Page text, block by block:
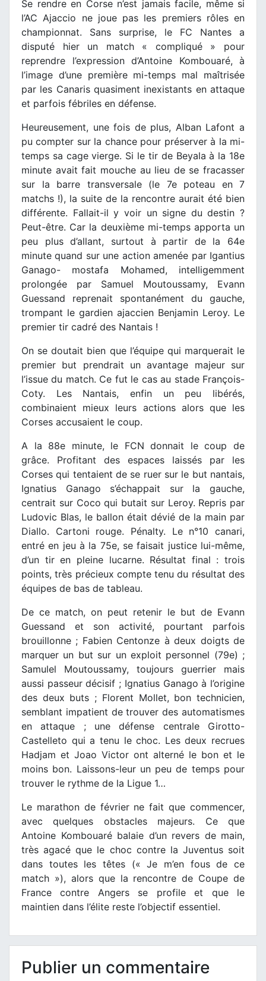
Se rendre en Corse n’est jamais facile, même si
l’AC Ajaccio ne joue pas les premiers rôles en
championnat. Sans surprise, le FC Nantes a
disputé hier un match « compliqué » pour
reprendre l’expression d’Antoine Kombouaré, à
l’image d’une première mi-temps mal maîtrisée
par les Canaris quasiment inexistants en attaque
et parfois fébriles en défense.
Heureusement, une fois de plus, Alban Lafont a
pu compter sur la chance pour préserver à la mi-
temps sa cage vierge. Si le tir de Beyala à la 18e
minute avait fait mouche au lieu de se fracasser
sur la barre transversale (le 7e poteau en 7
matchs !), la suite de la rencontre aurait été bien
différente. Fallait-il y voir un signe du destin ?
Peut-être. Car la deuxième mi-temps apporta un
peu plus d’allant, surtout à partir de la 64e
minute quand sur une action amenée par Igantius
Ganago- mostafa Mohamed, intelligemment
prolongée par Samuel Moutoussamy, Evann
Guessand reprenait spontanément du gauche,
trompant le gardien ajaccien Benjamin Leroy. Le
premier tir cadré des Nantais !
On se doutait bien que l’équipe qui marquerait le
premier but prendrait un avantage majeur sur
l’issue du match. Ce fut le cas au stade François-
Coty. Les Nantais, enfin un peu libérés,
combinaient mieux leurs actions alors que les
Corses accusaient le coup.
A la 88e minute, le FCN donnait le coup de
grâce. Profitant des espaces laissés par les
Corses qui tentaient de se ruer sur le but nantais,
Ignatius Ganago s’échappait sur la gauche,
centrait sur Coco qui butait sur Leroy. Repris par
Ludovic Blas, le ballon était dévié de la main par
Diallo. Cartoni rouge. Pénalty. Le n°10 canari,
entré en jeu à la 75e, se faisait justice lui-même,
d’un tir en pleine lucarne. Résultat final : trois
points, très précieux compte tenu du résultat des
équipes de bas de tableau.
De ce match, on peut retenir le but de Evann
Guessand et son activité, pourtant parfois
brouillonne ; Fabien Centonze à deux doigts de
marquer un but sur un exploit personnel (79e) ;
Samulel Moutoussamy, toujours guerrier mais
aussi passeur décisif ; Ignatius Ganago à l’origine
des deux buts ; Florent Mollet, bon technicien,
semblant impatient de trouver des automatismes
en attaque ; une défense centrale Girotto-
Castelleto qui a tenu le choc. Les deux recrues
Hadjam et Joao Victor ont alterné le bon et le
moins bon. Laissons-leur un peu de temps pour
trouver le rythme de la Ligue 1…
Le marathon de février ne fait que commencer,
avec quelques obstacles majeurs. Ce que
Antoine Kombouaré balaie d’un revers de main,
très agacé que le choc contre la Juventus soit
dans toutes les têtes (« Je m’en fous de ce
match »), alors que la rencontre de Coupe de
France contre Angers se profile et que le
maintien dans l’élite reste l’objectif essentiel.
Publier un commentaire